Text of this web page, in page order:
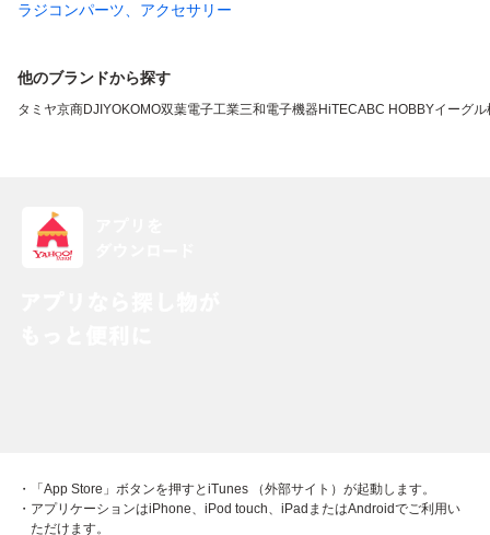
ラジコンパーツ、アクセサリー
他のブランドから探す
タミヤ京商DJI YOKOMO双葉電子工業三和電子機器HiTECABC HOBBYイーグル
・「App Store」ボタンを押すとiTunes （外部サイト）が起動します。
・アプリケーションはiPhone、iPod touch、iPadまたはAndroidでご利用い
ただけます。